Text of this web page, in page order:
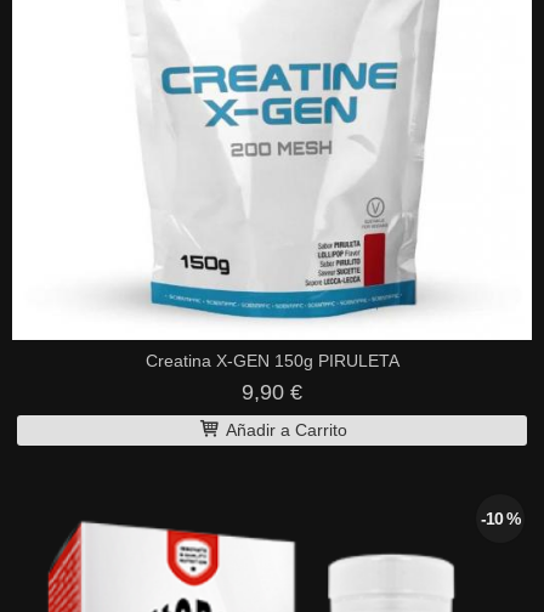
Creatina X-GEN 150g PIRULETA
9,90 €
Añadir a Carrito
-10 %